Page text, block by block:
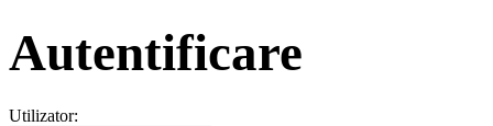
Autentificare
Utilizator: